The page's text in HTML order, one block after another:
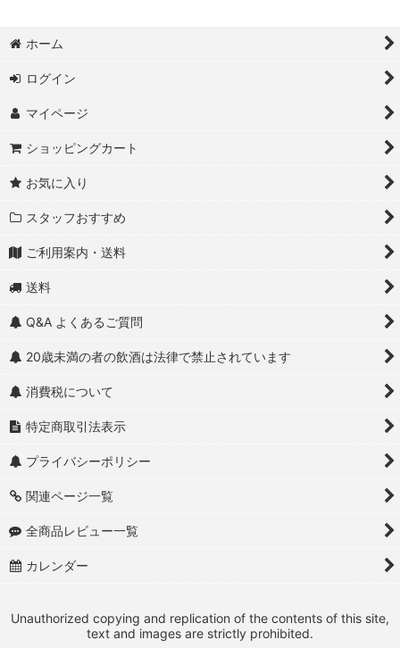
ホーム
ログイン
マイページ
ショッピングカート
お気に入り
スタッフおすすめ
ご利用案内・送料
送料
Q&A よくあるご質問
20歳未満の者の飲酒は法律で禁止されています
消費税について
特定商取引法表示
プライバシーポリシー
関連ページ一覧
全商品レビュー一覧
カレンダー
Unauthorized copying and replication of the contents of this site,
text and images are strictly prohibited.